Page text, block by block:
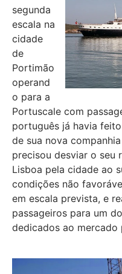
segunda
escala na
cidade
de
Portimão
operand
o para a
Portuscale com
português já havia
de sua nova
precisou desviar o seu
Lisboa pela cidade ao
condições não
em escala prevista, e
passageiros para um
dedicados ao mercado